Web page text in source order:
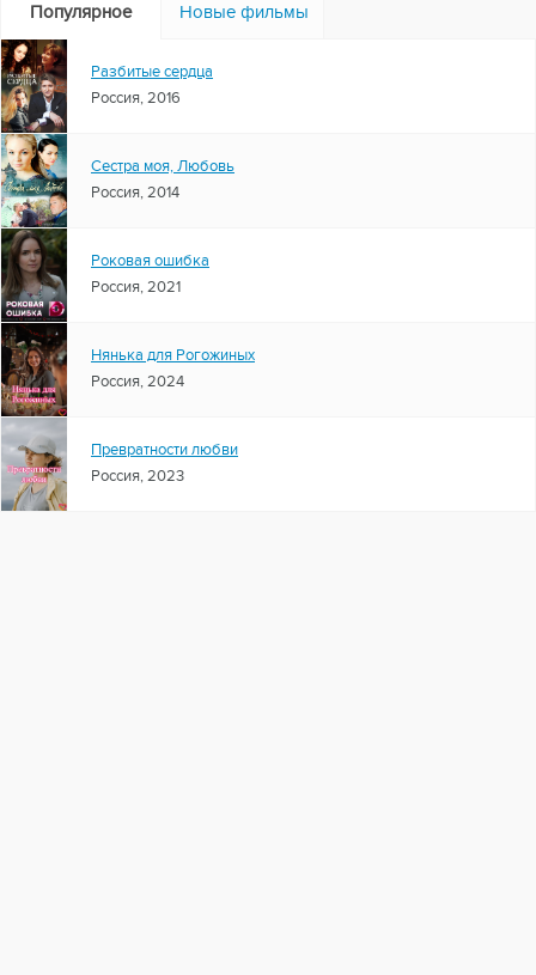
Популярное Новые фильмы
Разбитые сердца
Россия, 2016
Сестра моя, Любовь
Россия, 2014
Роковая ошибка
Россия, 2021
Нянька для Рогожиных
Россия, 2024
Превратности любви
Россия, 2023